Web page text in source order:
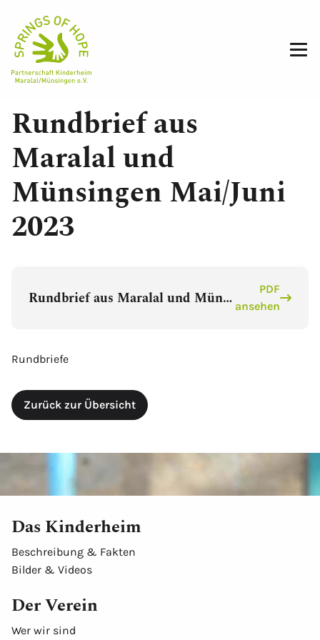
01.06.2023
Rundbrief aus
Maralal und
Münsingen Mai/Juni
2023
Rundbrief aus Maralal und Münsingen Mai/Juni 2023
PDF
ansehen
Rundbriefe
Zurück zur Übersicht
Das Kinderheim
Beschreibung & Fakten
Bilder & Videos
Der Verein
Wer wir sind